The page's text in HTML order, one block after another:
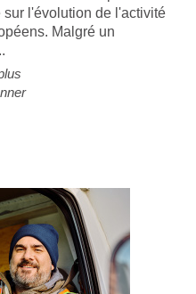
l'évolution de l'activité
Malgré un